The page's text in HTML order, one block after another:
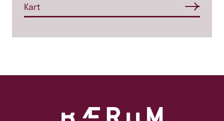
Kart